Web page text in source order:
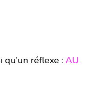
qu’un réflexe : AU